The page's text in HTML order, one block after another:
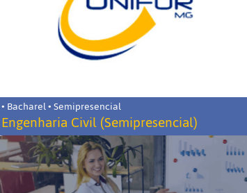
• Bacharel • Semipresencial
Engenharia Civil (Semipresencial)